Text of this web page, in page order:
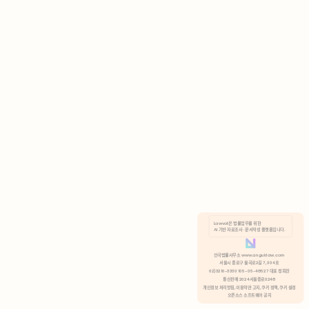
분석 쿠키 허용
Lawvot은 법률업무를 위한
AI 기반 자료조사 · 문서작성 플랫폼입니다.
안국법률사무소 www.anguklaw.com
서울시 종로구 율곡로2길 7, 304호
02)3210-3330 105-05-48527 대표 정희찬
통신판매 2024서울종로0248
개인정보 처리방침, 이용약관 고지, 쿠키 정책, 쿠키 설정
오픈소스 소프트웨어 공지